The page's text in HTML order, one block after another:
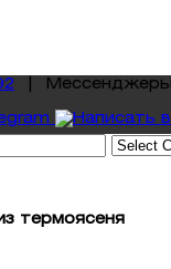
Mессенджеры
термоясеня